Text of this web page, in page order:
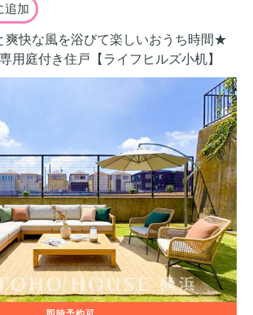
追加
爽快な風を浴びて楽しいおうち時間★
用庭付き住戸【ライフヒルズ小机】